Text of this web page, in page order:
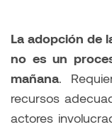
La adopción de
no es un
mañana.
recursos
actores